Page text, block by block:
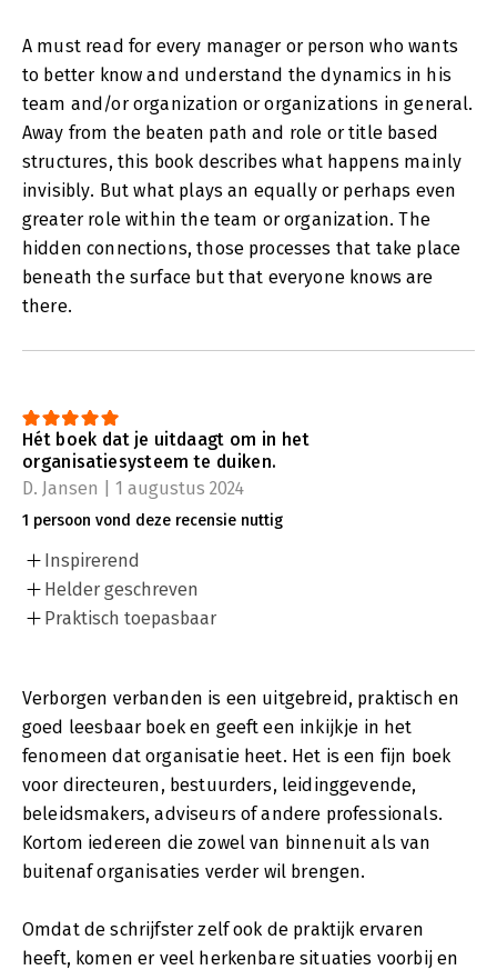
A must read for every manager or person who wants
to better know and understand the dynamics in his
team and/or organization or organizations in general.
Away from the beaten path and role or title based
structures, this book describes what happens mainly
invisibly. But what plays an equally or perhaps even
greater role within the team or organization. The
hidden connections, those processes that take place
beneath the surface but that everyone knows are
there.
Hét boek dat je uitdaagt om in het
organisatiesysteem te duiken.
D. Jansen | 1 augustus 2024
1 persoon vond deze recensie nuttig
Inspirerend
Helder geschreven
Praktisch toepasbaar
Verborgen verbanden is een uitgebreid, praktisch en
goed leesbaar boek en geeft een inkijkje in het
fenomeen dat organisatie heet. Het is een fijn boek
voor directeuren, bestuurders, leidinggevende,
beleidsmakers, adviseurs of andere professionals.
Kortom iedereen die zowel van binnenuit als van
buitenaf organisaties verder wil brengen.
Omdat de schrijfster zelf ook de praktijk ervaren
heeft, komen er veel herkenbare situaties voorbij en